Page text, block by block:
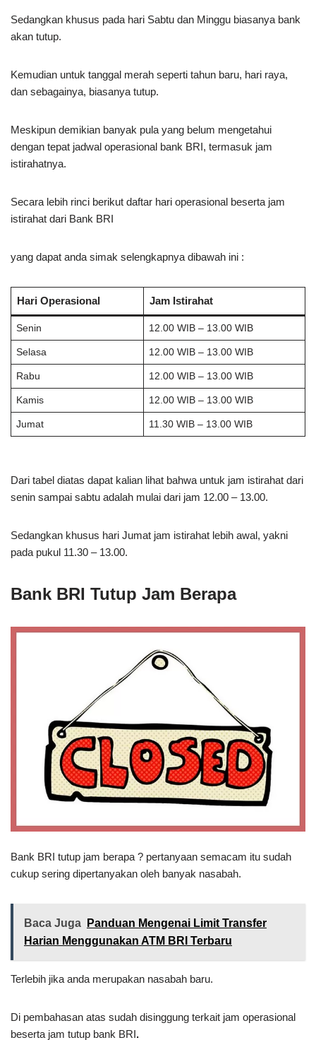
Sedangkan khusus pada hari Sabtu dan Minggu biasanya bank
akan tutup.
Kemudian untuk tanggal merah seperti tahun baru, hari raya,
dan sebagainya, biasanya tutup.
Meskipun demikian banyak pula yang belum mengetahui
dengan tepat jadwal operasional bank BRI, termasuk jam
istirahatnya.
Secara lebih rinci berikut daftar hari operasional beserta jam
istirahat dari Bank BRI
yang dapat anda simak selengkapnya dibawah ini :
Hari Operasional Jam Istirahat
Senin 12.00 WIB – 13.00 WIB
Selasa 12.00 WIB – 13.00 WIB
Rabu 12.00 WIB – 13.00 WIB
Kamis 12.00 WIB – 13.00 WIB
Jumat 11.30 WIB – 13.00 WIB
Dari tabel diatas dapat kalian lihat bahwa untuk jam istirahat dari
senin sampai sabtu adalah mulai dari jam 12.00 – 13.00.
Sedangkan khusus hari Jumat jam istirahat lebih awal, yakni
pada pukul 11.30 – 13.00.
Bank BRI Tutup Jam Berapa
Bank BRI tutup jam berapa ? pertanyaan semacam itu sudah
cukup sering dipertanyakan oleh banyak nasabah.
Baca Juga
Panduan Mengenai Limit Transfer
Harian Menggunakan ATM BRI Terbaru
Terlebih jika anda merupakan nasabah baru.
Di pembahasan atas sudah disinggung terkait jam operasional
beserta jam tutup bank BRI.